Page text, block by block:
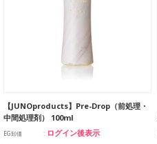
【JUNOproducts】Pre-Drop（前処理・
中間処理剤） 100ml
EG卸価 ログイン後表示